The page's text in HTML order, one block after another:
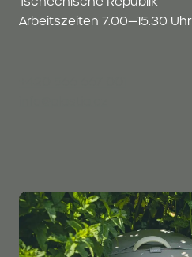
Arbeitszeiten 7.00—15.30 Uhr